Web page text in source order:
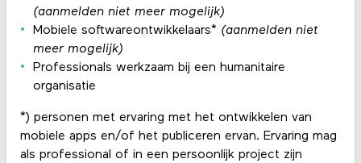
(aanmelden niet meer mogelijk)
Mobiele softwareontwikkelaars* (aanmelden niet
meer mogelijk)
Professionals werkzaam bij een humanitaire
organisatie
*) personen met ervaring met het ontwikkelen van
mobiele apps en/of het publiceren ervan. Ervaring mag
als professional of in een persoonlijk project zijn